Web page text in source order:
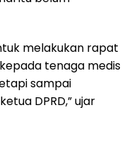
melakukan rapat
tenaga medis
sampai
DPRD,” ujar